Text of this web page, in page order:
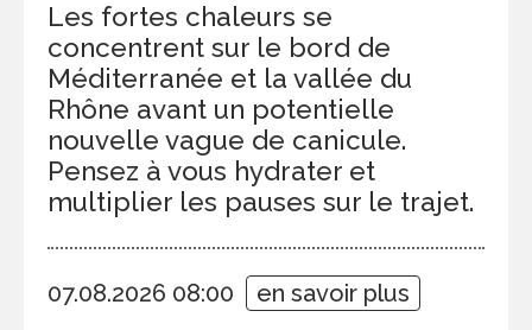
Les fortes chaleurs se
concentrent sur le bord de
Méditerranée et la vallée du
Rhône avant un potentielle
nouvelle vague de canicule.
Pensez à vous hydrater et
multiplier les pauses sur le trajet.
07.08.2026 08:00 en savoir plus